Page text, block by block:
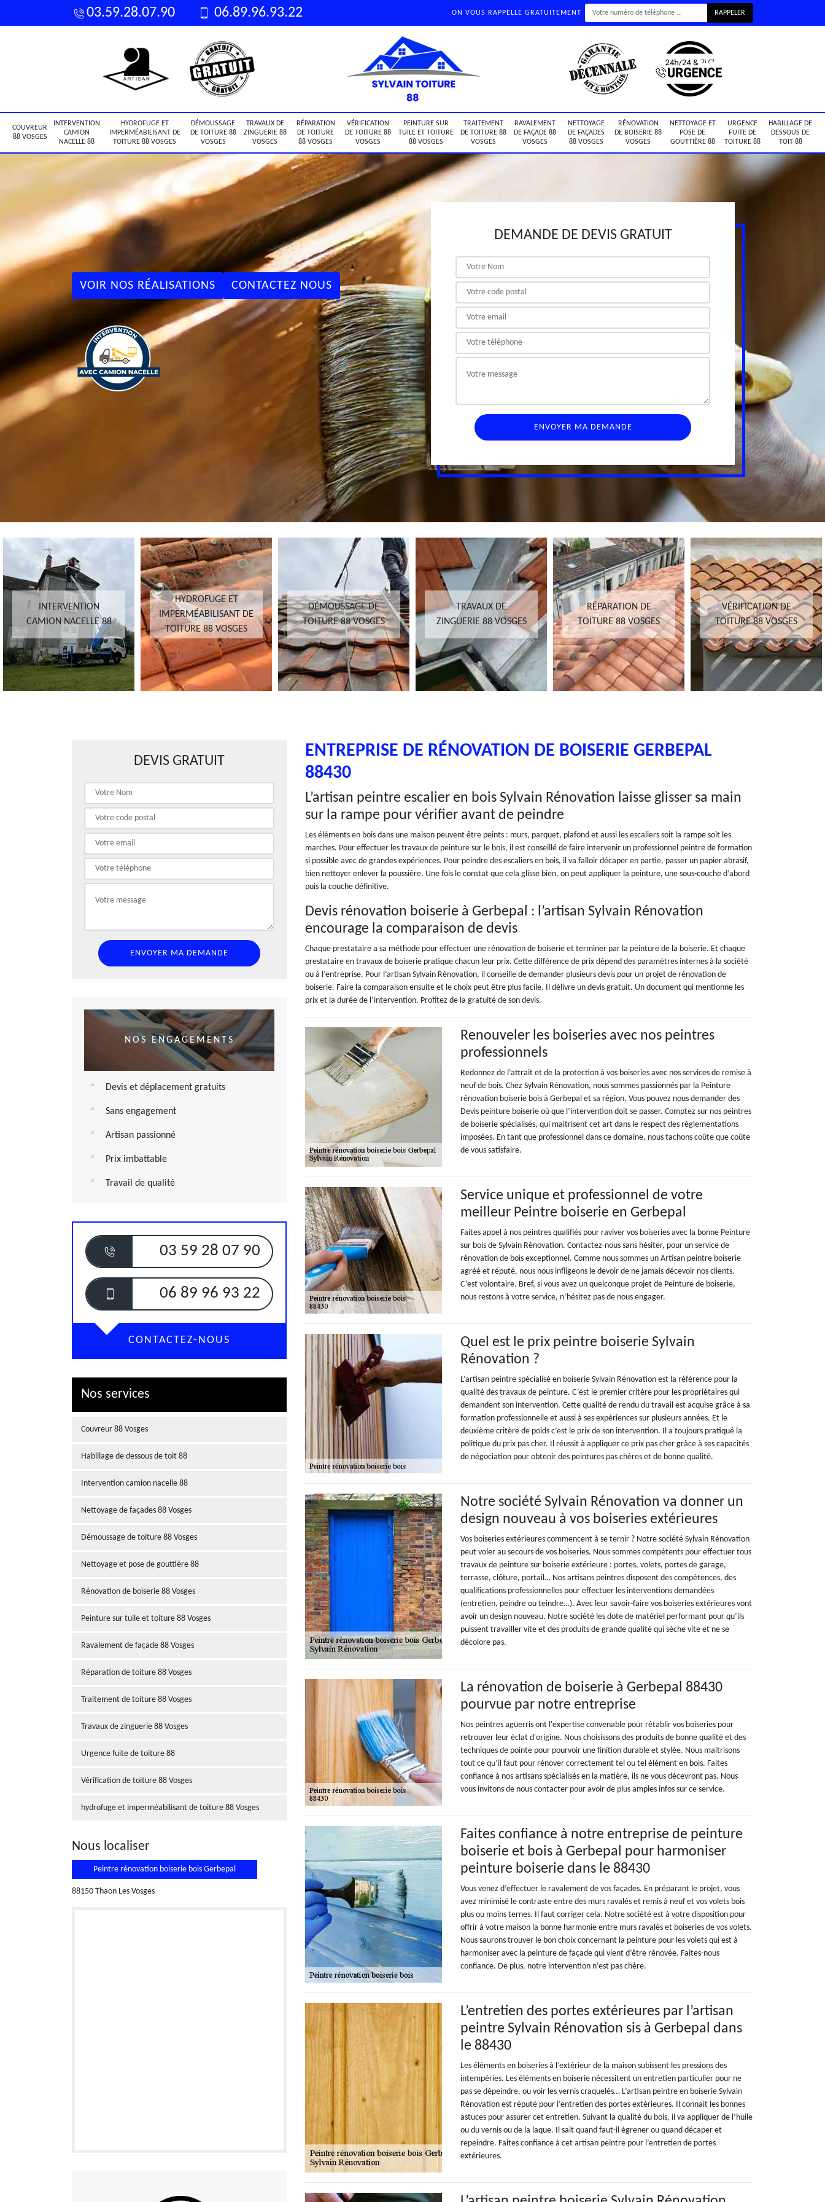
03.59.28.07.90 06.89.96.93.22 ON VOUS RAPPELLE GRATUITEMENT
COUVREUR
88 VOSGES
INTERVENTION
CAMION
NACELLE 88
HYDROFUGE ET
IMPERMÉABILISANT DE
TOITURE 88 VOSGES
DÉMOUSSAGE
DE TOITURE 88
VOSGES
TRAVAUX DE
ZINGUERIE 88
VOSGES
RÉPARATION
DE TOITURE
88 VOSGES
VÉRIFICATION
DE TOITURE 88
VOSGES
PEINTURE SUR
TUILE ET TOITURE
88 VOSGES
TRAITEMENT
DE TOITURE 88
VOSGES
RAVALEMENT
DE FAÇADE 88
VOSGES
NETTOYAGE
DE FAÇADES
88 VOSGES
RÉNOVATION
DE BOISERIE 88
VOSGES
NETTOYAGE ET
POSE DE
GOUTTIÈRE 88
URGENCE
FUITE DE
TOITURE 88
HABILLAGE DE
DESSOUS DE
TOIT 88
VOIR NOS RÉALISATIONS CONTACTEZ NOUS
DEMANDE DE DEVIS GRATUIT
INTERVENTION
CAMION NACELLE 88
HYDROFUGE ET
IMPERMÉABILISANT DE
TOITURE 88 VOSGES
DÉMOUSSAGE DE
TOITURE 88 VOSGES
TRAVAUX DE
ZINGUERIE 88 VOSGES
RÉPARATION DE
TOITURE 88 VOSGES
VÉRIFICATION DE
TOITURE 88 VOSGES
DEVIS GRATUIT
NOS ENGAGEMENTS
Devis et déplacement gratuits
Sans engagement
Artisan passionné
Prix imbattable
Travail de qualité
03 59 28 07 90
06 89 96 93 22
CONTACTEZ-NOUS
Nos services
Couvreur 88 Vosges
Habillage de dessous de toit 88
Intervention camion nacelle 88
Nettoyage de façades 88 Vosges
Démoussage de toiture 88 Vosges
Nettoyage et pose de gouttière 88
Rénovation de boiserie 88 Vosges
Peinture sur tuile et toiture 88 Vosges
Ravalement de façade 88 Vosges
Réparation de toiture 88 Vosges
Traitement de toiture 88 Vosges
Travaux de zinguerie 88 Vosges
Urgence fuite de toiture 88
Vérification de toiture 88 Vosges
hydrofuge et imperméabilisant de toiture 88 Vosges
Nous localiser
Peintre rénovation boiserie bois Gerbepal
88150 Thaon Les Vosges
ENTREPRISE DE RÉNOVATION DE BOISERIE GERBEPAL
88430
L’artisan peintre escalier en bois Sylvain Rénovation laisse glisser sa main
sur la rampe pour vérifier avant de peindre
Les éléments en bois dans une maison peuvent être peints : murs, parquet, plafond et aussi les escaliers soit la rampe soit les
marches. Pour effectuer les travaux de peinture sur le bois, il est conseillé de faire intervenir un professionnel peintre de formation
si possible avec de grandes expériences. Pour peindre des escaliers en bois, il va falloir décaper en partie, passer un papier abrasif,
bien nettoyer enlever la poussière. Une fois le constat que cela glisse bien, on peut appliquer la peinture, une sous-couche d’abord
puis la couche définitive.
Devis rénovation boiserie à Gerbepal : l’artisan Sylvain Rénovation
encourage la comparaison de devis
Chaque prestataire a sa méthode pour effectuer une rénovation de boiserie et terminer par la peinture de la boiserie. Et chaque
prestataire en travaux de boiserie pratique chacun leur prix. Cette différence de prix dépend des paramètres internes à la société
ou à l’entreprise. Pour l’artisan Sylvain Rénovation, il conseille de demander plusieurs devis pour un projet de rénovation de
boiserie. Faire la comparaison ensuite et le choix peut être plus facile. Il délivre un devis gratuit. Un document qui mentionne les
prix et la durée de l’intervention. Profitez de la gratuité de son devis.
Renouveler les boiseries avec nos peintres
professionnels
Redonnez de l’attrait et de la protection à vos boiseries avec nos services de remise à
neuf de bois. Chez Sylvain Rénovation, nous sommes passionnés par la Peinture
rénovation boiserie bois à Gerbepal et sa région. Vous pouvez nous demander des
Devis peinture boiserie où que l’intervention doit se passer. Comptez sur nos peintres
de boiserie spécialisés, qui maitrisent cet art dans le respect des règlementations
imposées. En tant que professionnel dans ce domaine, nous tachons coûte que coûte
de vous satisfaire.
Service unique et professionnel de votre
meilleur Peintre boiserie en Gerbepal
Faites appel à nos peintres qualifiés pour raviver vos boiseries avec la bonne Peinture
sur bois de Sylvain Rénovation. Contactez-nous sans hésiter, pour un service de
rénovation de bois exceptionnel. Comme nous sommes un Artisan peintre boiserie
agréé et réputé, nous nous infligeons le devoir de ne jamais décevoir nos clients.
C’est volontaire. Bref, si vous avez un quelconque projet de Peinture de boiserie,
nous restons à votre service, n’hésitez pas de nous engager.
Quel est le prix peintre boiserie Sylvain
Rénovation ?
L’artisan peintre spécialisé en boiserie Sylvain Rénovation est la référence pour la
qualité des travaux de peinture. C’est le premier critère pour les propriétaires qui
demandent son intervention. Cette qualité de rendu du travail est acquise grâce à sa
formation professionnelle et aussi à ses expériences sur plusieurs années. Et le
deuxième critère de poids c’est le prix de son intervention. Il a toujours pratiqué la
politique du prix pas cher. Il réussit à appliquer ce prix pas cher grâce à ses capacités
de négociation pour obtenir des peintures pas chères et de bonne qualité.
Notre société Sylvain Rénovation va donner un
design nouveau à vos boiseries extérieures
Vos boiseries extérieures commencent à se ternir ? Notre société Sylvain Rénovation
peut voler au secours de vos boiseries. Nous sommes compétents pour effectuer tous
travaux de peinture sur boiserie extérieure : portes, volets, portes de garage,
terrasse, clôture, portail… Nos artisans peintres disposent des compétences, des
qualifications professionnelles pour effectuer les interventions demandées
(entretien, peindre ou teindre…). Avec leur savoir-faire vos boiseries extérieures vont
avoir un design nouveau. Notre société les dote de matériel performant pour qu’ils
puissent travailler vite et des produits de grande qualité qui sèche vite et ne se
décolore pas.
La rénovation de boiserie à Gerbepal 88430
pourvue par notre entreprise
Nos peintres aguerris ont l'expertise convenable pour rétablir vos boiseries pour
retrouver leur éclat d'origine. Nous choisissons des produits de bonne qualité et des
techniques de pointe pour pourvoir une finition durable et stylée. Nous maitrisons
tout ce qu’il faut pour rénover correctement tel ou tel élément en bois. Faites
confiance à nos artisans spécialisés en la matière, ils ne vous décevront pas. Nous
vous invitons de nous contacter pour avoir de plus amples infos sur ce service.
Faites confiance à notre entreprise de peinture
boiserie et bois à Gerbepal pour harmoniser
peinture boiserie dans le 88430
Vous venez d’effectuer le ravalement de vos façades. En préparant le projet, vous
avez minimisé le contraste entre des murs ravalés et remis à neuf et vos volets bois
plus ou moins ternes. Il faut corriger cela. Notre société est à votre disposition pour
offrir à votre maison la bonne harmonie entre murs ravalés et boiseries de vos volets.
Nous saurons trouver le bon choix concernant la peinture pour les volets qui est à
harmoniser avec la peinture de façade qui vient d’être rénovée. Faites-nous
confiance. De plus, notre intervention n’est pas chère.
L’entretien des portes extérieures par l’artisan
peintre Sylvain Rénovation sis à Gerbepal dans
le 88430
Les éléments en boiseries à l’extérieur de la maison subissent les pressions des
intempéries. Les éléments en boiserie nécessitent un entretien particulier pour ne
pas se dépeindre, ou voir les vernis craquelés… L’artisan peintre en boiserie Sylvain
Rénovation est réputé pour l’entretien des portes extérieures. Il connait les bonnes
astuces pour assurer cet entretien. Suivant la qualité du bois, il va appliquer de l’huile
ou du vernis ou de la laque. Il sait quand faut-il égrener ou quand décaper et
repeindre. Faites confiance à cet artisan peintre pour l’entretien de portes
extérieures.